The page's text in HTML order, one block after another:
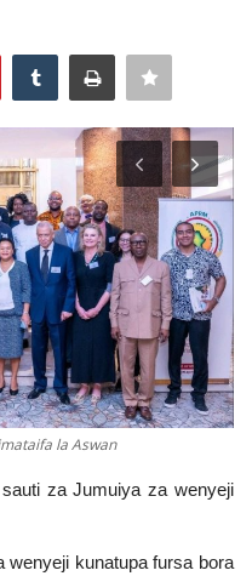
wala Aswan
za Jumuiya za wenyeji
wenyeji kunatupa fursa bora